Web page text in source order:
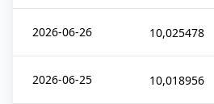
2026-06-26 10,025478
2026-06-25 10,018956